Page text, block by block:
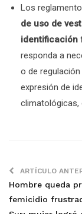
Los
de uso de
identificación
responda a
o de
expresión de
climatológicas,
ARTÍCULO
Hombre queda
femicidio